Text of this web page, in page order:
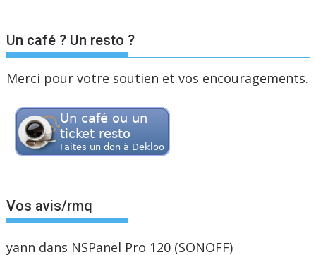
Un café ? Un resto ?
Merci pour votre soutien et vos encouragements.
Vos avis/rmq
yann dans NSPanel Pro 120 (SONOFF)